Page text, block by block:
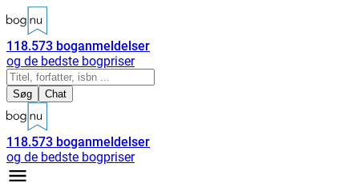
118.573 boganmeldelser
og de bedste bogpriser
Søg Chat
118.573 boganmeldelser
og de bedste bogpriser